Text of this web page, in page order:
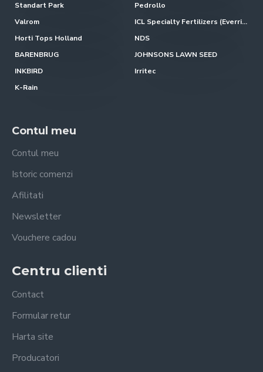
Standart Park
Pedrollo
Valrom
ICL Specialty Fertilizers (Everris-Scotts)
Horti Tops Holland
NDS
BARENBRUG
JOHNSONS LAWN SEED
INKBIRD
Irritec
K-Rain
Contul meu
Contul meu
Istoric comenzi
Afilitati
Newsletter
Vouchere cadou
Centru clienti
Contact
Formular retur
Harta site
Producatori